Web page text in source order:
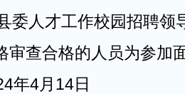
委人才工作校园招聘领
审查合格的人员为参加
年4月14日